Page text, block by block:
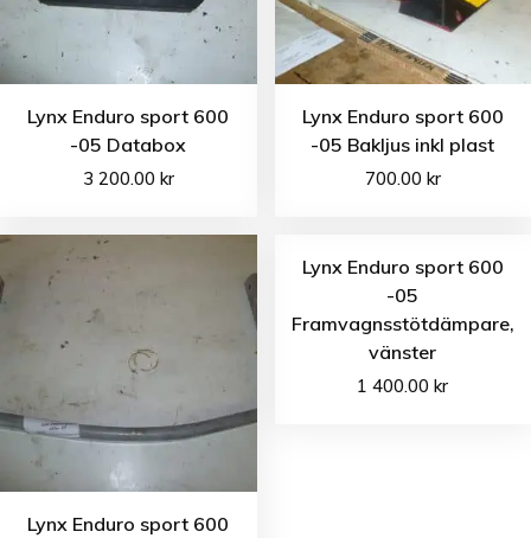
Lynx Enduro sport 600
-05 Databox
3 200.00 kr
Lynx Enduro sport 600
-05 Bakljus inkl plast
700.00 kr
Lynx Enduro sport 600
Lynx Enduro sport 600
-05
Framvagnsstötdämpare,
vänster
1 400.00kr